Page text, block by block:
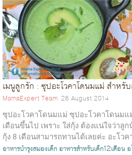
เมนูลูกรัก : ซุปอะโวคาโดนมแม่ สำหรั
MamaExpert Team 26 August 2014
ซุปอะโวคาโดนมแม่ ซุปอะโวคาโดนมแ
เดือนขึ้นไป เพราะ ใส่กุ้ง ต้องแน่ใจว่า
กุ้ง 8 เดือนสามารถทานได้เลยค่ะ อะโ
ช่วย...
อาหารบำรุงสมองเด็ก อาหารสำหรับเด็ก12เดือน